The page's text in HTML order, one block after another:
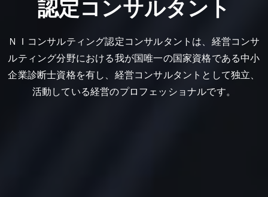
認定コンサルタント
ＮＩコンサルティング認定コンサルタントは、経営コンサ
ルティング分野における我が国唯一の国家資格である中小
企業診断士資格を有し、経営コンサルタントとして独立、
活動している経営のプロフェッショナルです。